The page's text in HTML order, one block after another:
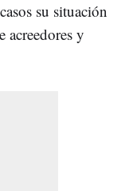
su situación
acreedores y